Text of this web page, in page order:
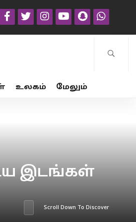
உலகம் மேலும்
இடங்கள்
Scroll Down To Discover